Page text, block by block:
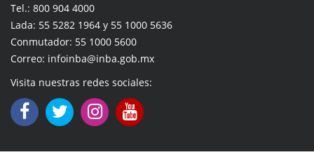
Tel.: 800 904 4000
Lada: 55 5282 1964 y 55 1000 5636
Conmutador: 55 1000 5600
Correo: infoinba@inba.gob.mx
Visita nuestras redes sociales: